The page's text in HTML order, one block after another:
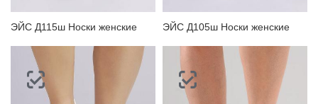
ЭЙС Д115ш Носки женские ЭЙС Д105ш Носки женские